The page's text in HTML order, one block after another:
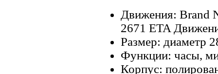
Движения: Brand
2671 ETA
Размер: диаметр
Функции: часы,
Корпус: